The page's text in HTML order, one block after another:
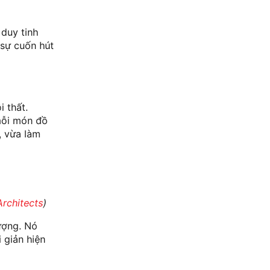
tinh
cuốn hút
thất.
món đồ
vừa làm
)
Nó
hiện